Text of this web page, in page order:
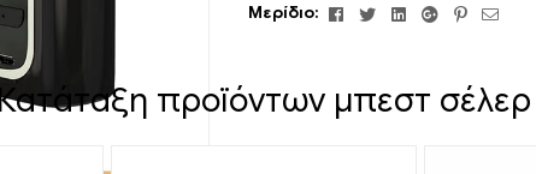
Μερίδιο:
FacebookΚελάδημα
LinkedinGoogle+Pinterest
προϊόντων μπεστ σέλερ